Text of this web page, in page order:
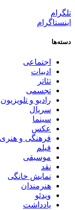
تلگرام
اینستاگرام
دسته‌ها
اجتماعی
ادبیات
تئاتر
تجسمی
رادیو و تلویزیون
سریال
سینما
عکس
فرهنگی و هنری
فیلم
موسیقی
نقد
نمایش خانگی
هنرمندان
ویدئو
یادداشت